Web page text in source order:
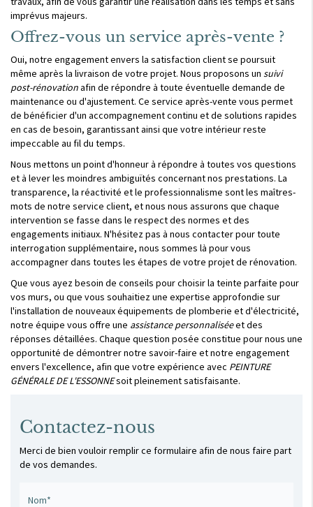
imprévus majeurs.
Offrez-vous un service après-vente ?
Oui, notre engagement envers la satisfaction client se poursuit
même après la livraison de votre projet. Nous proposons un suivi
post-rénovationafin de répondre à toute éventuelle demande de
maintenance ou d'ajustement. Ce service après-vente vous permet
de bénéficier d'un accompagnement continu et de solutions rapides
en cas de besoin, garantissant ainsi que votre intérieur reste
impeccable au fil du temps.
Nous mettons un point d'honneur à répondre à toutes vos questions
et à lever les moindres ambiguïtés concernant nos prestations. La
transparence, la réactivité et le professionnalisme sont les maîtres-
mots de notre service client, et nous nous assurons que chaque
intervention se fasse dans le respect des normes et des
engagements initiaux. N'hésitez pas à nous contacter pour toute
interrogation supplémentaire, nous sommes là pour vous
accompagner dans toutes les étapes de votre projet de rénovation.
Que vous ayez besoin de conseils pour choisir la teinte parfaite pour
vos murs, ou que vous souhaitiez une expertise approfondie sur
l'installation de nouveaux équipements de plomberie et d'électricité,
notre équipe vous offre une assistance personnaliséeet des
réponses détaillées. Chaque question posée constitue pour nous une
opportunité de démontrer notre savoir-faire et notre engagement
envers l'excellence, afin que votre expérience avec PEINTURE
GÉNÉRALE DE L'ESSONNEsoit pleinement satisfaisante.
Contactez-nous
Merci de bien vouloir remplir ce formulaire afin de nous faire part
de vos demandes.